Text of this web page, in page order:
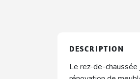
DESCRIPTION
Le rez-de-